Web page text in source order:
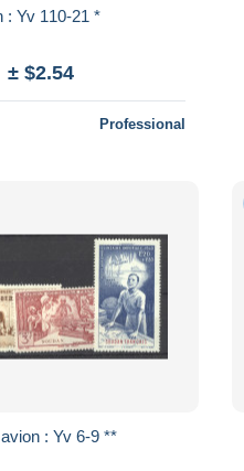
Soudan : Yv 110-21 *
± $2.54
Professional
Soudan - avion : Yv 6-9 **